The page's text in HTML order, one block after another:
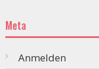
Meta
Anmelden